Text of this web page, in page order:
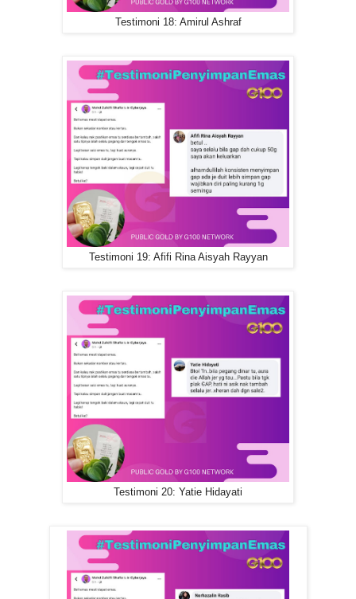
Testimoni 18: Amirul Ashraf
Testimoni 19: Afifi Rina Aisyah Rayyan
Testimoni 20: Yatie Hidayati